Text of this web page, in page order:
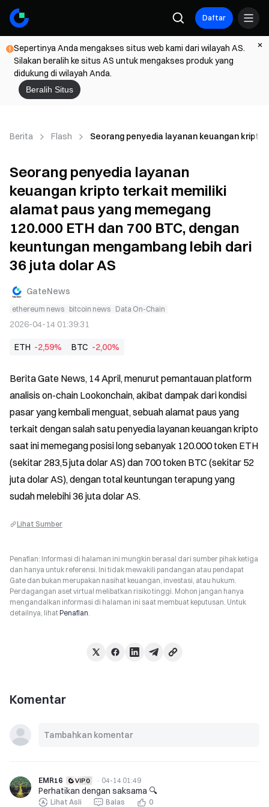
Daftar
Sepertinya Anda mengakses situs web kami dari wilayah AS.
Silakan beralih ke situs AS untuk mengakses produk yang
didukung di wilayah Anda.
Beralih Situs
Berita Flash Seorang penyedia layanan keuangan kripto
Seorang penyedia layanan
keuangan kripto terkait memiliki
alamat paus yang memegang
120.000 ETH dan 700 BTC, dengan
keuntungan mengambang lebih dari
36 juta dolar AS
GateNews
ethereum news bitcoin news Data On-Chain
2026-04-14 01:39:31
ETH -2,59% BTC -2,00%
Berita Gate News, 14 April, menurut pemantauan platform
analisis on-chain Lookonchain, akibat dampak dari kondisi
pasar yang kembali menguat, sebuah alamat paus yang
terkait dengan salah satu penyedia layanan keuangan kripto
saat ini memegang posisi long sebanyak 120.000 token ETH
(sekitar 283,5 juta dolar AS) dan 700 token BTC (sekitar 52
juta dolar AS), dengan total keuntungan terapung yang
sudah melebihi 36 juta dolar AS.
Lihat Sumber
Penafian: Informasi di halaman ini mungkin berasal dari sumber pihak ketiga
dan hanya untuk referensi. Ini tidak mewakili pandangan atau pendapat
Gate dan bukan merupakan nasihat keuangan, investasi, atau hukum.
Perdagangan aset virtual melibatkan risiko tinggi. Mohon jangan hanya
mengandalkan informasi di halaman ini saat membuat keputusan. Untuk
detailnya, lihatPenafian.
Komentar
EMR16 · 04-14 01:49
Perhatikan dengan saksama 🔍
Lihat Asli Balas 0